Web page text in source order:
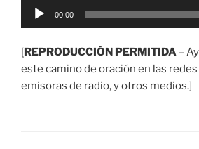
Reproductor
00:00
[REPRODUCCIÓN PERMITIDA –
este camino de oración en las
emisoras de radio, y otros medios.]